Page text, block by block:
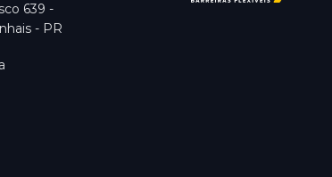
639 -
- PR